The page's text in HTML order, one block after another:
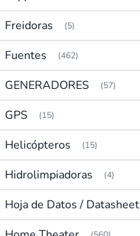
Freidoras (5)
Fuentes (462)
GENERADORES (57)
GPS (15)
Helicópteros (15)
Hidrolimpiadoras (4)
Hoja de Datos / Datasheet